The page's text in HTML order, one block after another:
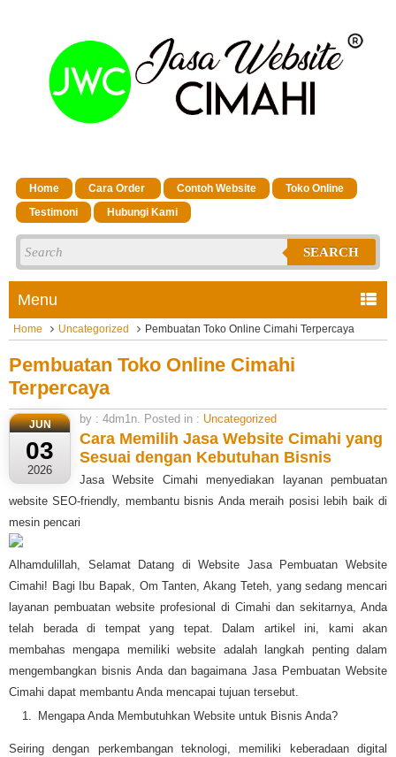
Home Cara Order Contoh Website
Toko Online
Testimoni
Hubungi Kami
SEARCH
Menu
Home Uncategorized Pembuatan Toko Online Cimahi Terpercaya
Pembuatan Toko Online Cimahi
Terpercaya
JUN
03
2026
by : 4dm1n. Posted in : Uncategorized
Cara Memilih Jasa Website Cimahi yang
Sesuai dengan Kebutuhan Bisnis
Jasa Website Cimahi menyediakan layanan pembuatan
website SEO-friendly, membantu bisnis Anda meraih posisi lebih baik di
mesin pencari
Alhamdulillah, Selamat Datang di Website Jasa Pembuatan Website
Cimahi! Bagi Ibu Bapak, Om Tanten, Akang Teteh, yang sedang mencari
layanan pembuatan website profesional di Cimahi dan sekitarnya, Anda
telah berada di tempat yang tepat. Dalam artikel ini, kami akan
membahas mengapa memiliki website adalah langkah penting dalam
mengembangkan bisnis Anda dan bagaimana Jasa Pembuatan Website
Cimahi dapat membantu Anda mencapai tujuan tersebut.
Mengapa Anda Membutuhkan Website untuk Bisnis Anda?
Seiring dengan perkembangan teknologi, memiliki keberadaan digital